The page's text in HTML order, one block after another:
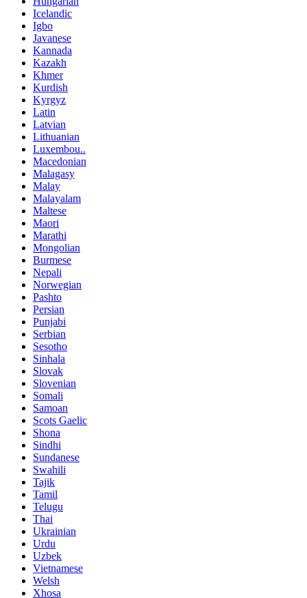
Icelandic
Igbo
Javanese
Kannada
Kazakh
Khmer
Kurdish
Kyrgyz
Latin
Latvian
Lithuanian
Luxembou..
Macedonian
Malagasy
Malay
Malayalam
Maltese
Maori
Marathi
Mongolian
Burmese
Nepali
Norwegian
Pashto
Persian
Punjabi
Serbian
Sesotho
Sinhala
Slovak
Slovenian
Somali
Samoan
Scots Gaelic
Shona
Sindhi
Sundanese
Swahili
Tajik
Tamil
Telugu
Thai
Ukrainian
Urdu
Uzbek
Vietnamese
Welsh
Xhosa